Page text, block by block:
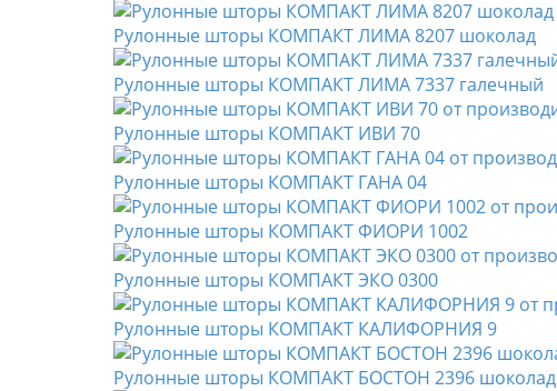
Рулонные шторы КОМПАКТ ЛИМА 8207 шоколад
Рулонные шторы КОМПАКТ ЛИМА 7337 галечный
Рулонные шторы КОМПАКТ ИВИ 70
Рулонные шторы КОМПАКТ ГАНА 04
Рулонные шторы КОМПАКТ ФИОРИ 1002
Рулонные шторы КОМПАКТ ЭКО 0300
Рулонные шторы КОМПАКТ КАЛИФОРНИЯ 9
Рулонные шторы КОМПАКТ БОСТОН 2396 шоколад